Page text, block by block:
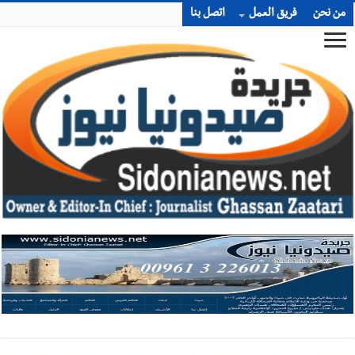
من نحن فريق العمل اتصل بنا